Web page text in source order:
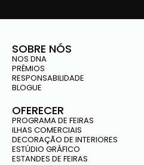
SOBRE NÓS
NOS DNA
PRÉMIOS
RESPONSABILIDADE
BLOGUE
OFERECER
PROGRAMA DE FEIRAS
ILHAS COMERCIAIS
DECORAÇÃO DE INTERIORES
ESTÚDIO GRÁFICO
ESTANDES DE FEIRAS